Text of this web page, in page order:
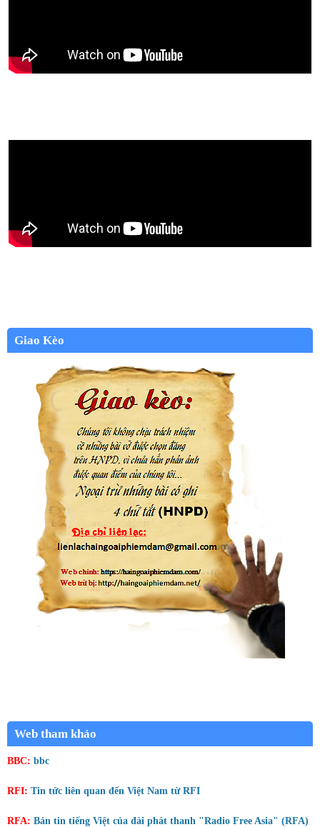
Giao Kèo
Web tham khảo
BBC: bbc
RFI: Tin tức liên quan đến Việt Nam từ RFI
RFA: Bản tin tiếng Việt của đài phát thanh "Radio Free Asia" (RFA)